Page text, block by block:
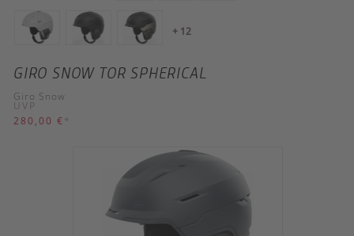
+ 12
GIRO SNOW TOR SPHERICAL
Giro Snow
UVP
280,00 € *